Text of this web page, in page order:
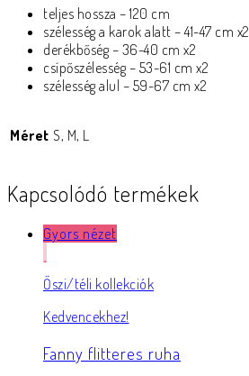
teljes hossza – 120 cm
szélesség a karok alatt – 41-47 cm x2
derékbőség – 36-40 cm x2
csípőszélesség – 53-61 cm x2
szélesség alul – 59-67 cm x2
Méret S, M, L
Kapcsolódó termékek
Gyors nézet
Őszi/téli kollekciók
Kedvencekhez!
Fanny flitteres ruha